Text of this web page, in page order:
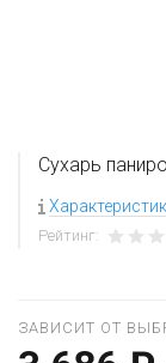
Сухарь
Рейтинг:
ЗАВИСИТ ОТ